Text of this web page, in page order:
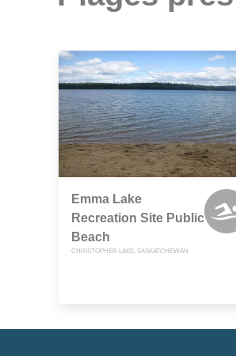
Emma Lake
Recreation Site Public
Beach
CHRISTOPHER LAKE, SASKATCHEWAN